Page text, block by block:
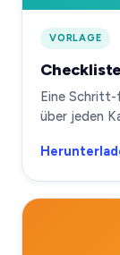
VORLAGE
Eine Schritt-
über jeden